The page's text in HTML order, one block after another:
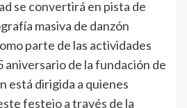
se convertirá en pista de
masiva de danzón
parte de las actividades
aniversario de la fundación de
está dirigida a quienes
festejo a través de la